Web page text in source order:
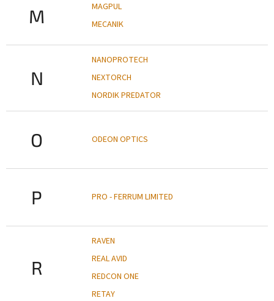
M
MAGPUL
MECANIK
N
NANOPROTECH
NEXTORCH
NORDIK PREDATOR
O ODEON OPTICS
P PRO - FERRUM LIMITED
R
RAVEN
REAL AVID
REDCON ONE
RETAY